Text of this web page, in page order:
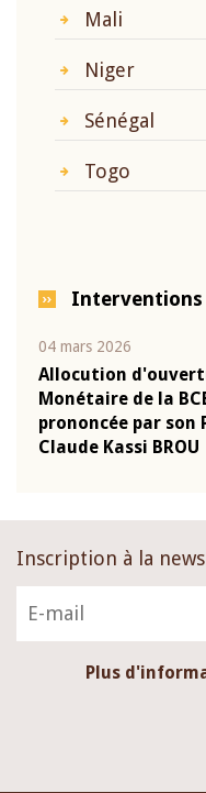
Mali
Niger
Sénégal
Togo
Interventions
04 mars 2026
Allocution
Monétaire de la
prononcée par son
Claude Kassi BROU
Inscription à la
Plus